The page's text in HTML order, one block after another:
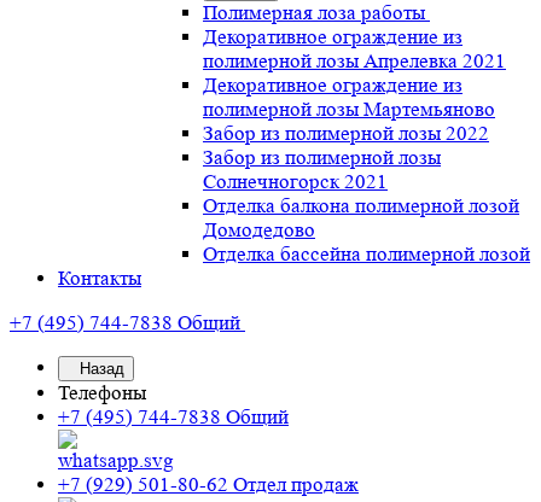
Полимерная лоза работы
Декоративное ограждение из
полимерной лозы Апрелевка 2021
Декоративное ограждение из
полимерной лозы Мартемьяново
Забор из полимерной лозы 2022
Забор из полимерной лозы
Солнечногорск 2021
Отделка балкона полимерной лозой
Домодедово
Отделка бассейна полимерной лозой
Контакты
+7 (495) 744-7838 Общий
Назад
Телефоны
+7 (495) 744-7838 Общий
+7 (929) 501-80-62 Отдел продаж